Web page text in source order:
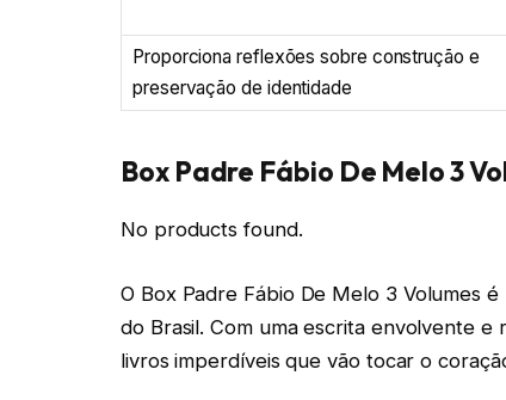
Proporciona reflexões sobre construção e
preservação de identidade
Box Padre Fábio De Melo 3
No products found.
O Box Padre Fábio De Melo 3 Volumes
do Brasil. Com uma escrita envolvente
livros imperdíveis que vão tocar o